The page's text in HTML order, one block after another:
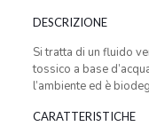
DESCRIZIONE
Si tratta di un fluido
tossico a base
l’ambiente ed è
CARATTERISTICHE